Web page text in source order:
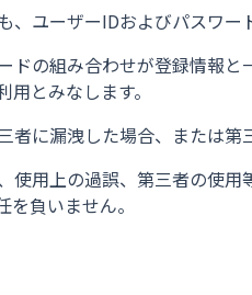
、ユーザーIDおよびパスワー
ドの組み合わせが登録情報
とみなします。
者に漏洩した場合、または第
使用上の過誤、第三者の使
負いません。